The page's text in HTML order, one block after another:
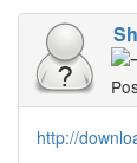
http://